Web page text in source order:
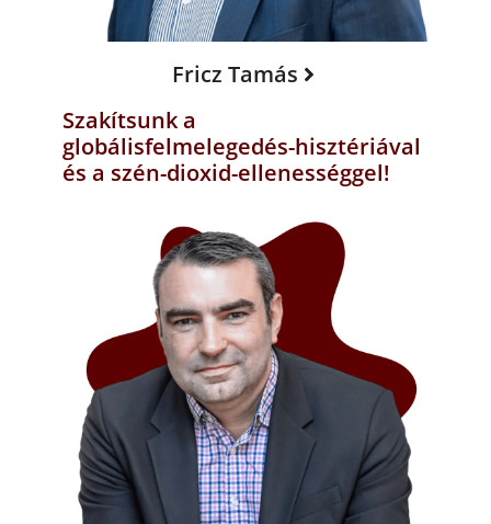
Fricz Tamás
Szakítsunk a
globálisfelmelegedés-hisztériával
és a szén-dioxid-ellenességgel!